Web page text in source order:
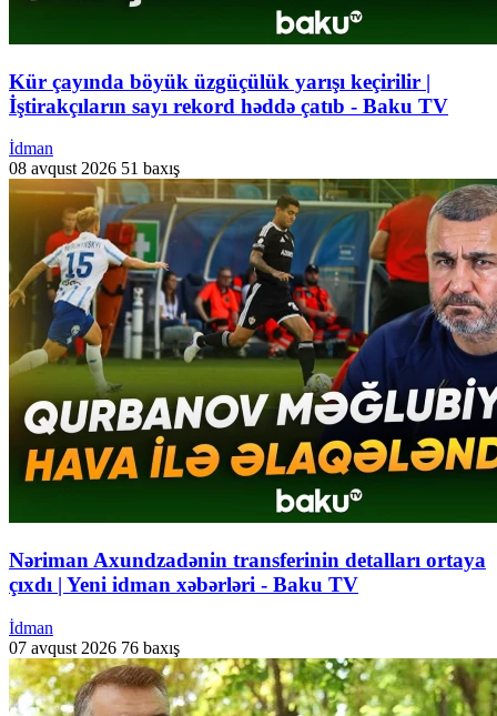
Kür çayında böyük üzgüçülük yarışı keçirilir |
İştirakçıların sayı rekord həddə çatıb - Baku TV
İdman
08 avqust 2026 51 baxış
Nəriman Axundzadənin transferinin detalları ortaya
çıxdı | Yeni idman xəbərləri - Baku TV
İdman
07 avqust 2026 76 baxış